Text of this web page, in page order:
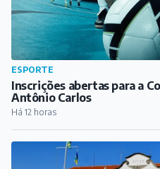
ESPORTE
Inscrições abertas para a
Antônio Carlos
Há 12 horas